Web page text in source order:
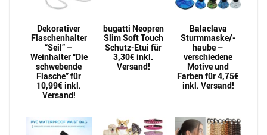
Dekorativer
Flaschenhalter
“Seil” –
Weinhalter “Die
schwebende
Flasche” für
10,99€ inkl.
Versand!
bugatti Neopren
Slim Soft Touch
Schutz-Etui für
3,30€ inkl.
Versand!
Balaclava
Sturmmaske/-
haube –
verschiedene
Motive und
Farben für 4,75€
inkl. Versand!